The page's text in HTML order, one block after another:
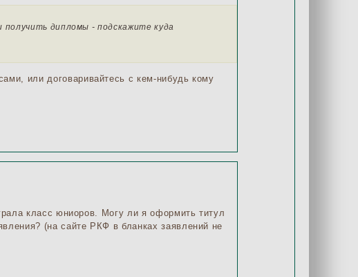
дипломы - подскажите куда
или договаривайтесь с кем-нибудь кому
класс юниоров. Могу ли я оформить титул
(на сайте РКФ в бланках заявлений не